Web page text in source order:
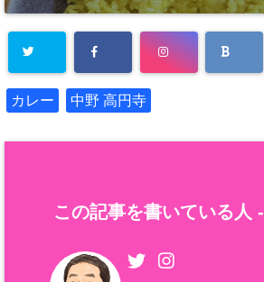
カレー 中野 高円寺
この記事を書いている人 -